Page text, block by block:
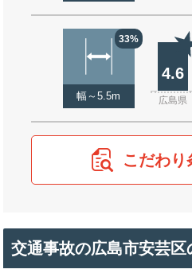
33%
幅～5.5m
4.6
広島県
こだわり
交通事故の広島市安芸